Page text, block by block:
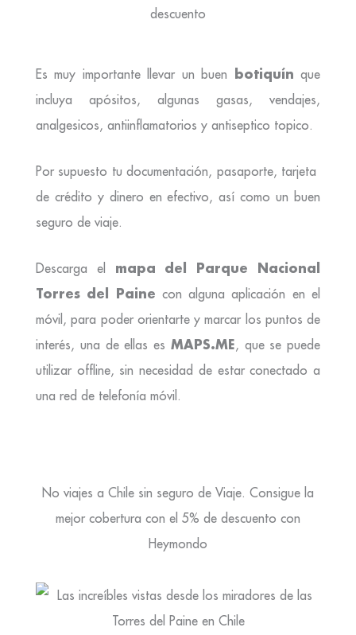
descuento
Es muy importante llevar un buen botiquín que
incluya apósitos, algunas gasas, vendajes,
analgesicos, antiinflamatorios y antiseptico topico.
Por supuesto tu documentación, pasaporte, tarjeta
de crédito y dinero en efectivo, así como un buen
seguro de viaje.
Descarga el mapa del Parque Nacional
Torres del Paine con alguna aplicación en el
móvil, para poder orientarte y marcar los puntos de
interés, una de ellas es MAPS.ME, que se puede
utilizar offline, sin necesidad de estar conectado a
una red de telefonía móvil.
No viajes a Chile sin seguro de Viaje. Consigue la
mejor cobertura con el 5% de descuento con
Heymondo